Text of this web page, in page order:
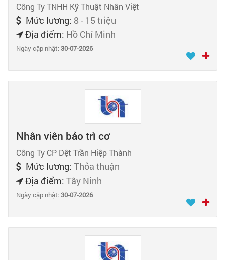
Công Ty TNHH Kỹ Thuật Nhân Việt
Mức lương: 8 - 15 triệu
Địa điểm: Hồ Chí Minh
Ngày cập nhật:30-07-2026
Nhân viên bảo trì cơ
Công Ty CP Dệt Trần Hiệp Thành
Mức lương: Thỏa thuận
Địa điểm: Tây Ninh
Ngày cập nhật:30-07-2026